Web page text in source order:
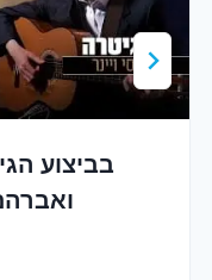
בביצוע